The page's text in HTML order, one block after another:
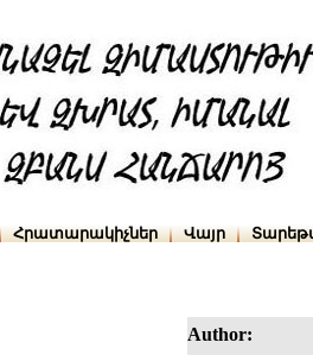
Հրատարակիչներ Վայր
Author: